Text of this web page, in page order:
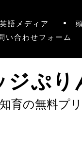
英語メディア
い合わせフォーム
ジぷり
育の無料プ